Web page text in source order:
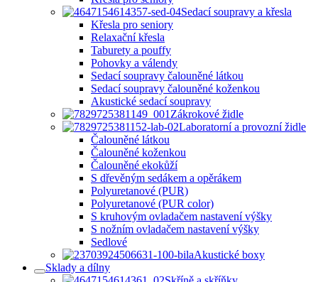
Sedací soupravy a křesla
Křesla pro seniory
Relaxační křesla
Taburety a pouffy
Pohovky a válendy
Sedací soupravy čalouněné látkou
Sedací soupravy čalouněné koženkou
Akustické sedací soupravy
Zákrokové židle
Laboratorní a provozní židle
Čalouněné látkou
Čalouněné koženkou
Čalouněné ekokůží
S dřevěným sedákem a opěrákem
Polyuretanové (PUR)
Polyuretanové (PUR color)
S kruhovým ovladačem nastavení výšky
S nožním ovladačem nastavení výšky
Sedlové
Akustické boxy
Sklady a dílny